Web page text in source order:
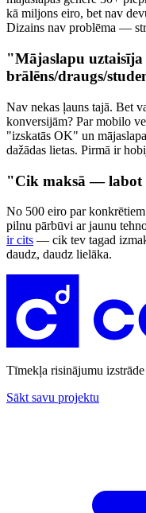
kā miljons eiro, bet nav
Dizains nav problēma —
"Mājaslapu uztaisīja
brālēns/draugs/
Nav nekas ļauns tajā. Bet
konversijām? Par mobilo
"izskatās OK" un
dažādas lietas. Pirmā ir
"Cik maksā — labot
No 500 eiro par
pilnu pārbūvi ar jaunu
ir cits — cik tev tagad
daudz, daudz lielāka.
Tīmekļa risinājumu
Sākt savu projektu